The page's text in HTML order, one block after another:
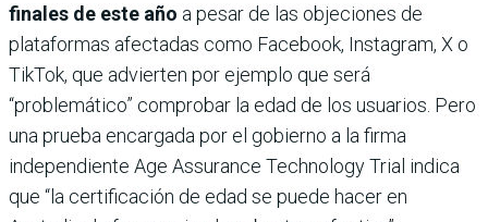
finales de este año a pesar de las objeciones de
plataformas afectadas como Facebook, Instagram, X o
TikTok, que advierten por ejemplo que será
“problemático” comprobar la edad de los usuarios. Pero
una prueba encargada por el gobierno a la firma
independiente Age Assurance Technology Trial indica
que “la certificación de edad se puede hacer en